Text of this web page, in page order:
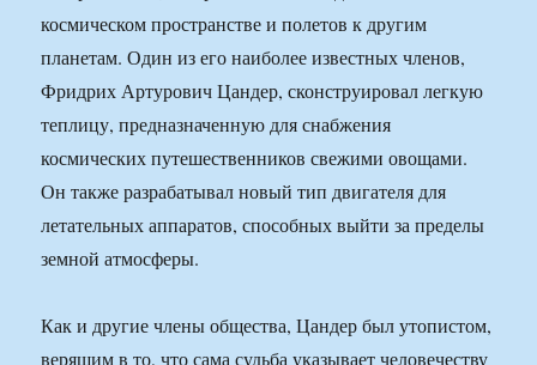
космическом пространстве и полетов к другим
планетам. Один из его наиболее известных членов,
Фридрих Артурович Цандер, сконструировал легкую
теплицу, предназначенную для снабжения
космических путешественников свежими овощами.
Он также разрабатывал новый тип двигателя для
летательных аппаратов, способных выйти за пределы
земной атмосферы.
Как и другие члены общества, Цандер был утопистом,
верящим в то, что сама судьба указывает человечеству